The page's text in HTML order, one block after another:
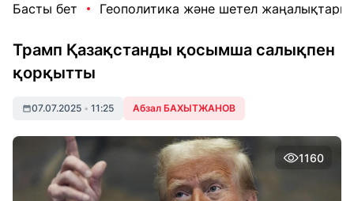
Басты бет Геополитика және шетел жаңалықтары
Трамп Қазақстанды қосымша салықпен
қорқытты
07.07.2025 • 11:25 Абзал БАХЫТЖАНОВ
1160